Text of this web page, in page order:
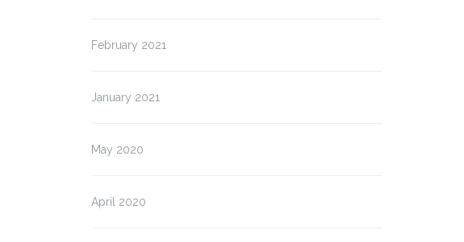
February 2021
January 2021
May 2020
April 2020